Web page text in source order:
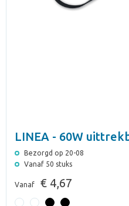
LINEA - 60W
Bezorgd op 20-08
Vanaf 50 stuks
Vanaf € 4,67